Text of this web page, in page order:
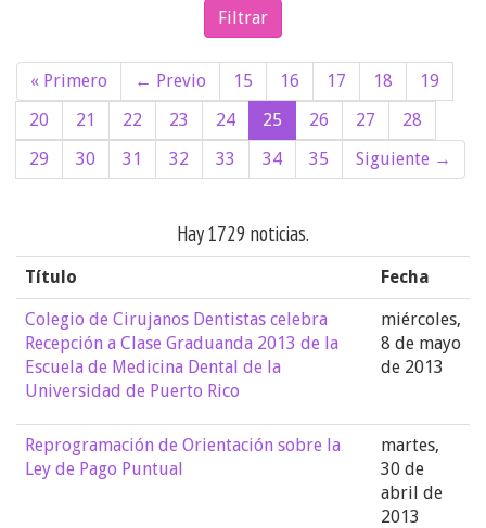
« Primero ← Previo 15 16 17 18
19
20
21 22 23 24 25 26 27
28
29
30 31 32 33 34 35 Siguiente →
Hay 1729 noticias.
Título Fecha
Colegio de Cirujanos Dentistas celebra
Recepción a Clase Graduanda 2013 de la
Escuela de Medicina Dental de la
Universidad de Puerto Rico
miércoles,
8 de mayo
de 2013
Reprogramación de Orientación sobre la
Ley de Pago Puntual
martes,
30 de
abril de
2013